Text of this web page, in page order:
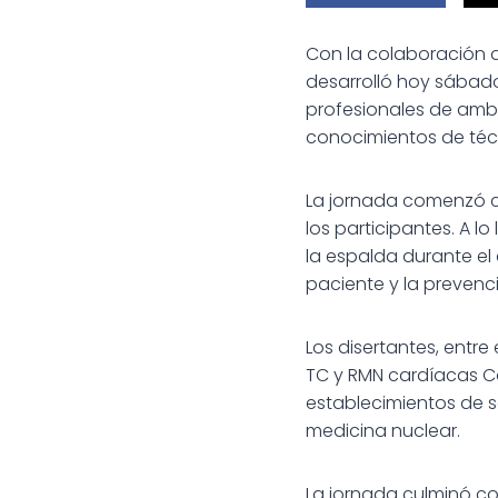
Con la colaboración
desarrolló hoy
profesionales de
conocimientos de
La jornada comenzó
los participantes. A
la espalda durante el
paciente y la
Los disertantes, entre
TC y RMN
establecimientos de
medicina nuclear.